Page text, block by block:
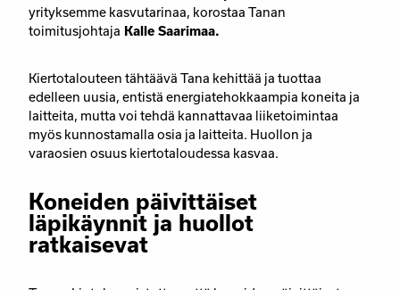
yrityksemme kasvutarinaa, korostaa Tanan
toimitusjohtaja Kalle Saarimaa.
Kiertotalouteen tähtäävä Tana kehittää ja tuottaa
edelleen uusia, entistä energiatehokkaampia koneita ja
laitteita, mutta voi tehdä kannattavaa liiketoimintaa
myös kunnostamalla osia ja laitteita. Huollon ja
varaosien osuus kiertotaloudessa kasvaa.
Koneiden päivittäiset
läpikäynnit ja huollot
ratkaisevat